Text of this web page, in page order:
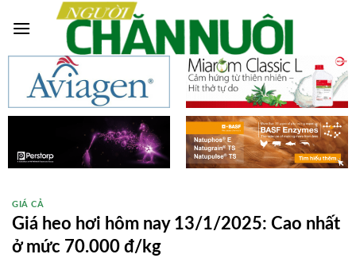
GIÁ CẢ
Giá heo hơi hôm nay 13/1/2025: Cao nhất
ở mức 70.000 đ/kg